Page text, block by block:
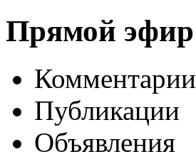
Прямой эфир
Комментарии
Публикации
Объявления